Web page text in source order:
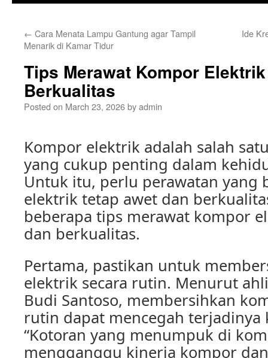
← Cara Menata Lampu Gantung agar Tampil
Menarik di Kamar Tidur
Ide
Tips Merawat Kompor
Berkualitas
Posted on March 23, 2026byadmin
Kompor elektrik adalah salah
yang cukup penting dalam
Untuk itu, perlu perawatan yang
elektrik tetap awet dan
beberapa tips merawat kompor
dan berkualitas.
Pertama, pastikan untuk
elektrik secara rutin. Menurut
Budi Santoso, membersihkan
rutin dapat mencegah terjadinya
“Kotoran yang menumpuk di
mengganggu kinerja kompor